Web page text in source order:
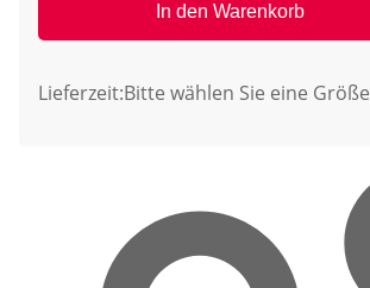
In den Warenkorb
Lieferzeit:Bitte wählen Sie eine Größe